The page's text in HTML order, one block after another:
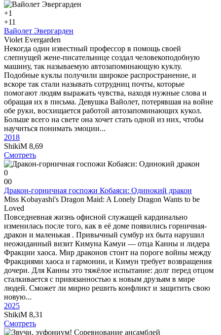
+1
+11
Вайолет Эвергарден
Violet Evergarden
Некогда один известный профессор в помощь своей
слепнущей жене-писательнице создал человекоподобную
машину, так называемую автозапоминающую куклу.
Подобные куклы получили широкое распространение, и
вскоре так стали называть сотрудниц почты, которые
помогают людям выражать чувства, находя нужные слова и
обращая их в письма. Девушка Вайолет, потерявшая на войне
обе руки, восхищается работой автозапоминающих кукол.
Больше всего на свете она хочет стать одной из них, чтобы
научиться понимать эмоции...
2018
ShikiM 8,69
Смотреть
0
00
Дракон-горничная госпожи Кобаяси: Одинокий дракон
Miss Kobayashi's Dragon Maid: A Lonely Dragon Wants to be
Loved
Повседневная жизнь офисной служащей кардинально
изменилась после того, как в её доме появились горничная-
дракон и маленькая . Привычный сумбур их быта нарушил
неожиданный визит Кимуна Камуи — отца Канны и лидера
Фракции хаоса. Мир драконов стоит на пороге войны между
Фракциями хаоса и гармонии, и Кимун требует возвращения
дочери. Для Канны это тяжёлое испытание: долг перед отцом
сталкивается с привязанностью к новым друзьям в мире
людей. Сможет ли мирно решить конфликт и защитить свою
новую...
2025
ShikiM 8,31
Смотреть